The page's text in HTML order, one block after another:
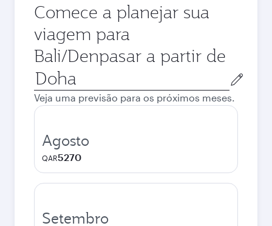
Comece a planejar sua
viagem para
Bali/Denpasar a partir de
Cidade
de
origem
Veja uma previsão para os próximos meses.
Agosto
QAR5270
Setembro